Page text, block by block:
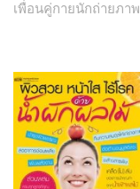
เพื่อนคู่กายนักถ่ายภาพ